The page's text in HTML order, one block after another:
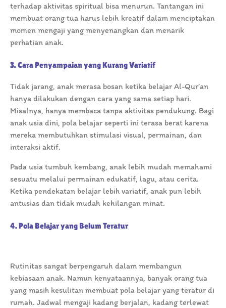
terhadap aktivitas spiritual bisa menurun. Tantangan ini
membuat orang tua harus lebih kreatif dalam menciptakan
momen mengaji yang menyenangkan dan menarik
perhatian anak.
3. Cara Penyampaian yang Kurang Variatif
Tidak jarang, anak merasa bosan ketika belajar Al-Qur’an
hanya dilakukan dengan cara yang sama setiap hari.
Misalnya, hanya membaca tanpa aktivitas pendukung. Bagi
anak usia dini, pola belajar seperti ini terasa berat karena
mereka membutuhkan stimulasi visual, permainan, dan
interaksi aktif.
Pada usia tumbuh kembang, anak lebih mudah memahami
sesuatu melalui permainan edukatif, lagu, atau cerita.
Ketika pendekatan belajar lebih variatif, anak pun lebih
antusias dan tidak mudah kehilangan minat.
4. Pola Belajar yang Belum Teratur
Rutinitas sangat berpengaruh dalam membangun
kebiasaan anak. Namun kenyataannya, banyak orang tua
yang masih kesulitan membuat pola belajar yang teratur di
rumah. Jadwal mengaji kadang berjalan, kadang terlewat